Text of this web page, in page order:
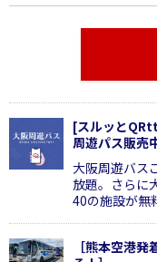
[スルッと
周遊パス販売
大阪周遊バス
放題。さらに
40の施設が無
［熊本空港